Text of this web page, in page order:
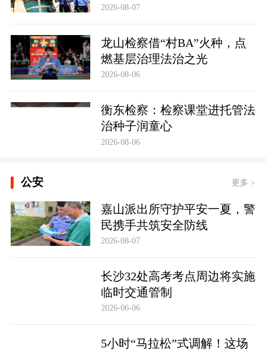
治“保护伞”
2026-08-07
龙山检察借“村BA”火种，点
燃基层治理法治之光
2026-08-06
衡东检察：检察课堂进托管法
治种子润童心
2026-08-06
公安 更多 >
嘉山派出所守护平安一夏，警
民携手共筑安全防线
2026-08-07
长沙32处高考考点周边将实施
临时交通管制
2026-06-06
5小时“马拉松”式调解！这场